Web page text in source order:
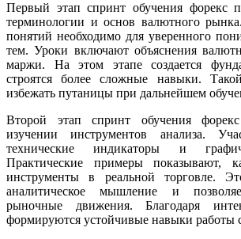
Первый этап спринт обучения форекс
терминологии и основ валютного
понятий необходимо для уверенного
тем. Уроки включают объяснения
маржи. На этом этапе создается
строятся более сложные навыки.
избежать путаницы при дальнейшем
Второй этап спринт обучения
изучении инструментов анализа.
технические индикаторы и
Практические примеры показывают,
инструменты в реальной торговле.
аналитическое мышление и
рыночные движения. Благодаря
формируются устойчивые навыки работы